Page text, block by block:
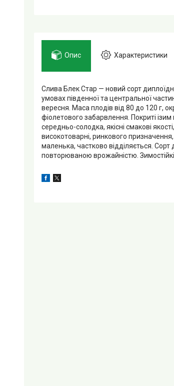
Опис Характеристики
Слива Блек Стар — новий сорт
умовах південної та центральної
вересня. Маса плодів від 80 до 120 г,
фіолетового забарвлення. Покриті
середньо-солодка, якісні смакові
високотоварні, ринкового
маленька, частково відділяється.
повторюваною врожайністю.